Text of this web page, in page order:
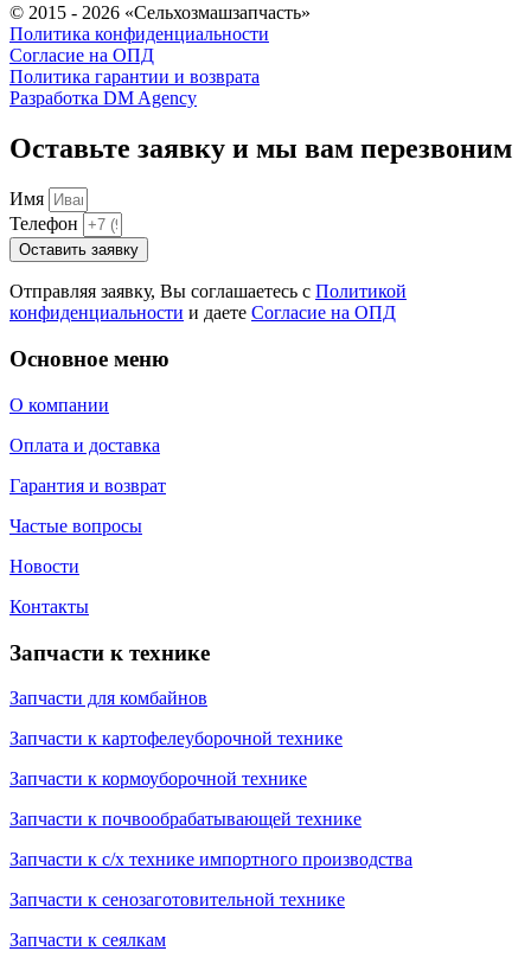
© 2015 - 2026 «Сельхозмашзапчасть»
Политика конфиденциальности
Согласие на ОПД
Политика гарантии и возврата
Разработка DM Agency
Оставьте заявку и мы вам перезвоним
Имя
Телефон
Оставить заявку
Отправляя заявку, Вы соглашаетесь с Политикой
конфиденциальности и даете Согласие на ОПД
Основное меню
О компании
Оплата и доставка
Гарантия и возврат
Частые вопросы
Новости
Контакты
Запчасти к технике
Запчасти для комбайнов
Запчасти к картофелеуборочной технике
Запчасти к кормоуборочной технике
Запчасти к почвообрабатывающей технике
Запчасти к с/х технике импортного производства
Запчасти к сенозаготовительной технике
Запчасти к сеялкам